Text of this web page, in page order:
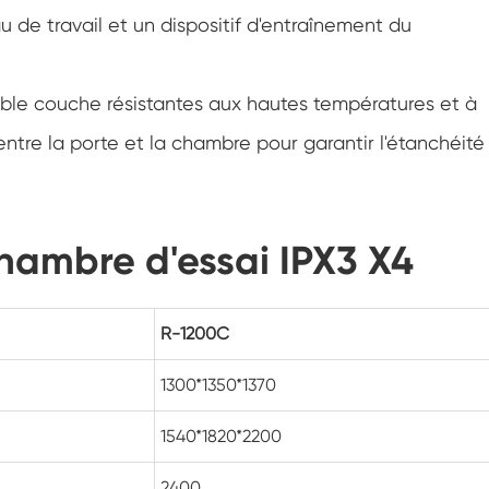
Chambre de climatisation à température
négative
Chambre d'altitude de température
Four de séchage
photovoltaïques
Chambre de test de dégradation
photovoltaïque
Chambre de conditionnement
de travail et un dispositif d'entraînement du
couche résistantes aux hautes températures et à
la porte et la chambre pour garantir l'étanchéité
d'essai IPX3 X4
R-1200C
1300*1350*1370
1540*1820*2200